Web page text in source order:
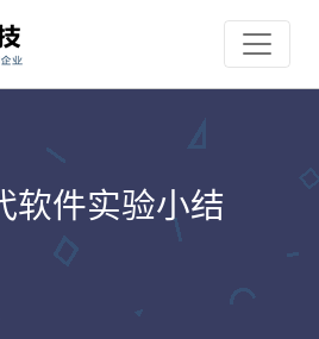
软件实验小结